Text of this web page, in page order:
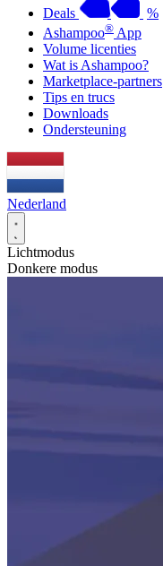
Deals
%
Ashampoo® App
Volume licenties
Wat is Ashampoo?
Marketplace-partners
Tips en trucs
Downloads
Ondersteuning
Nederland
Lichtmodus
Donkere modus